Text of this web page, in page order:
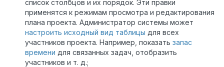
список столбцов и их порядок. Эти правки
применятся к режимам просмотра и редактирования
плана проекта. Администратор системы может
настроить исходный вид таблицы для всех
участников проекта. Например, показать запас
времени для связанных задач, отобразить
участников и т. д.;